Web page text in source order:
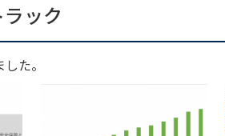
ック
た。